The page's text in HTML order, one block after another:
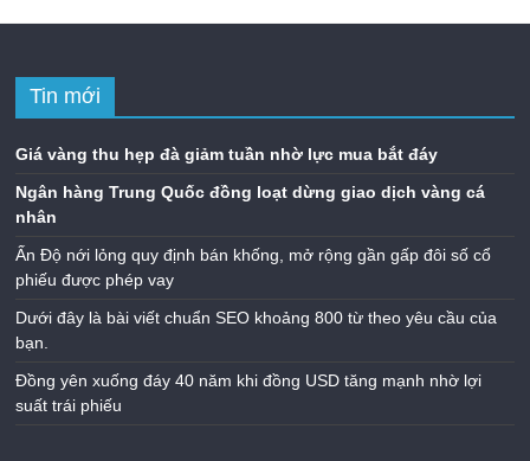
Tin mới
Giá vàng thu hẹp đà giảm tuần nhờ lực mua bắt đáy
Ngân hàng Trung Quốc đồng loạt dừng giao dịch vàng cá
nhân
Ấn Độ nới lỏng quy định bán khống, mở rộng gần gấp đôi số cổ
phiếu được phép vay
Dưới đây là bài viết chuẩn SEO khoảng 800 từ theo yêu cầu của
bạn.
Đồng yên xuống đáy 40 năm khi đồng USD tăng mạnh nhờ lợi
suất trái phiếu